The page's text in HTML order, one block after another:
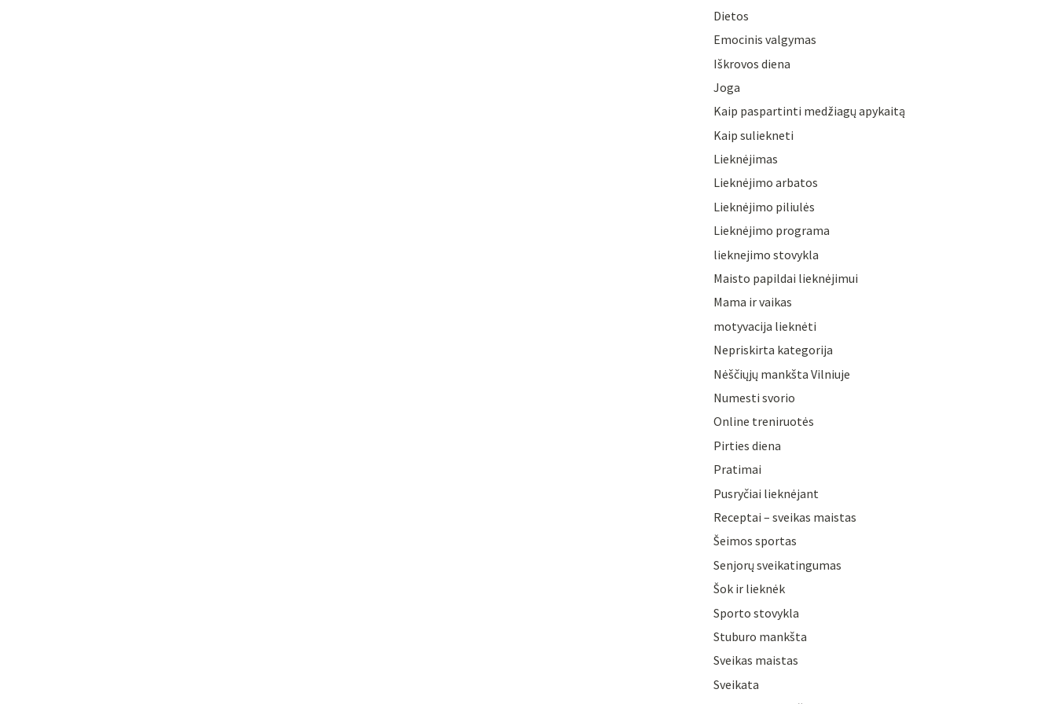
Dietos
Emocinis valgymas
Iškrovos diena
Joga
Kaip paspartinti medžiagų apykaitą
Kaip suliekneti
Lieknėjimas
Lieknėjimo arbatos
Lieknėjimo piliulės
Lieknėjimo programa
lieknejimo stovykla
Maisto papildai lieknėjimui
Mama ir vaikas
motyvacija lieknėti
Nepriskirta kategorija
Nėščiųjų mankšta Vilniuje
Numesti svorio
Online treniruotės
Pirties diena
Pratimai
Pusryčiai lieknėjant
Receptai – sveikas maistas
Šeimos sportas
Senjorų sveikatingumas
Šok ir lieknėk
Sporto stovykla
Stuburo mankšta
Sveikas maistas
Sveikata